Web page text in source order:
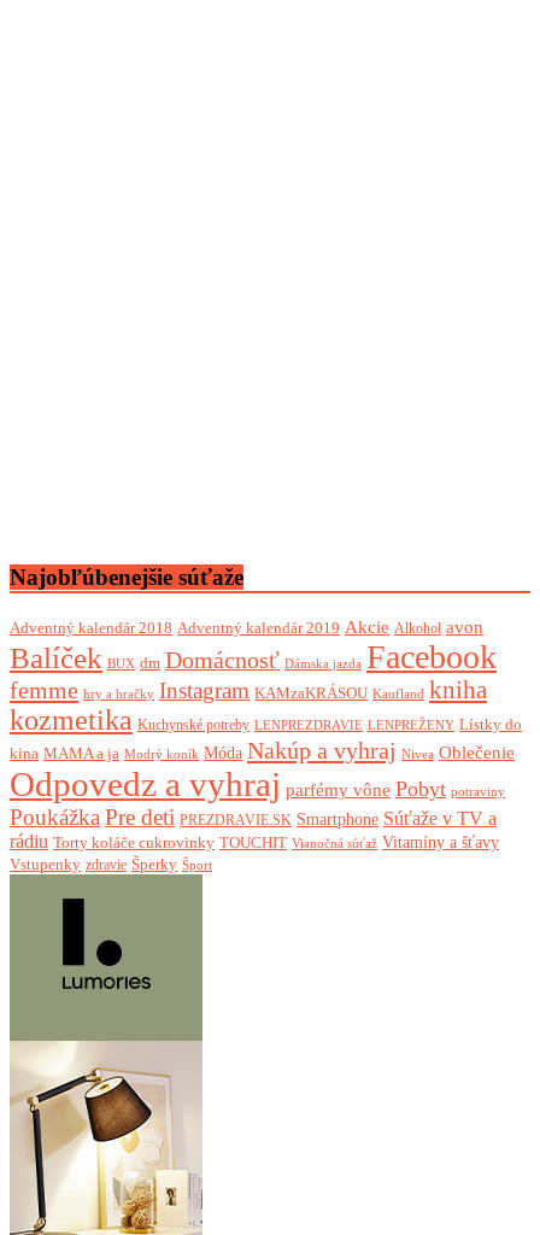
Najobľúbenejšie súťaže
Adventný kalendár 2018 Adventný kalendár 2019 Akcie Alkohol avon
Balíček BUX dm Domácnosť Dámska jazda Facebook
femme hry a hračky Instagram KAMzaKRÁSOU Kaufland kniha
kozmetika Kuchynské potreby LENPREZDRAVIE LENPREŽENY Lístky do
kina MAMA a ja Modrý koník Móda Nakúp a vyhraj Nivea Oblečenie
Odpovedz a vyhraj parfémy vône Pobyt potraviny
Poukážka Pre deti PREZDRAVIE.SK Smartphone Súťaže v TV a
rádiu Torty koláče cukrovinky TOUCHIT Vianočná súťaž Vitamíny a šťavy
Vstupenky zdravie Šperky Šport